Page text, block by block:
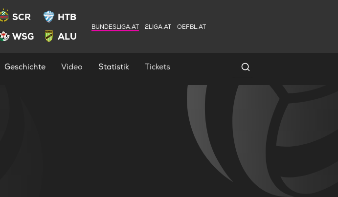
SCR
HTB
WSG ALU
BUNDESLIGA.AT 2LIGA.AT OEFBL.AT
Geschichte Video Statistik Tickets Spielersuche